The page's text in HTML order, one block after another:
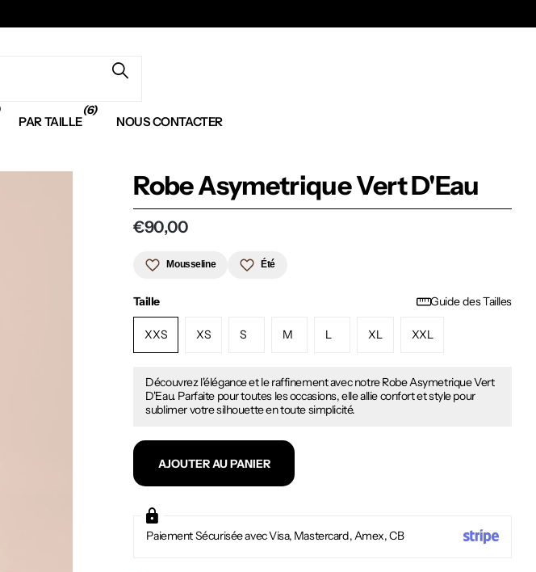
PAR TAILLE
(6)
NOUS CONTACTER
Robe Asymetrique Vert D'Eau
€90,00
Mousseline Été
Taille Guide des Tailles
XXS XS S M L XL XXL
Découvrez l'élégance et le raffinement avec notre Robe Asymetrique Vert
D'Eau. Parfaite pour toutes les occasions, elle allie confort et style pour
sublimer votre silhouette en toute simplicité.
AJOUTER AU PANIER
Paiement Sécurisée avec Visa, Mastercard, Amex, CB